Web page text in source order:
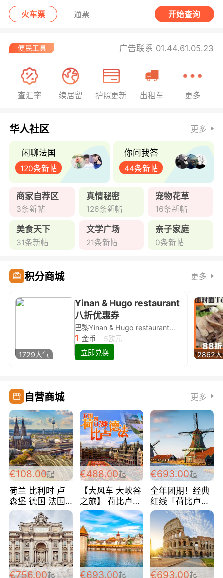
火车票 通票 开始查询
广告联系 01.44.61.05.23
查汇率 续居留 护照更新 出租车 更多
华人社区 更多
闲聊法国
120条新帖
你问我答
44条新帖
商家自荐区
3条新帖
真情秘密
126条新帖
宠物花草
16条新帖
美食天下
31条新帖
文学广场
21条新帖
亲子家庭
0条新帖
积分商城 更多
1729人气
Yinan & Hugo restaurant
八折优惠券
巴黎Yinan & Hugo restaurant除简餐类全场8折
1 金币
5欧元
立即兑换
2862
自营商城 更多
€108.00起
荷兰 比利时 卢
森堡 德国 法国
超爽玩遍西欧 循
环线 全程四星宾
馆 108欧/人/天
€488.00起
【大风车 大峡谷
之旅】 荷比卢德
法 巴黎上下 经
典五国四日游
488欧/人
€693.00起
全年团期！经典
红线「荷比卢德
法」七天循环 五
国 仅售99欧/人/
天！巴黎上下！
包拼房~
€756.00起 €693.00起 €693.00起